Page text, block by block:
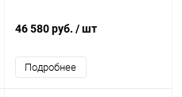
46 580 руб. / шт
Подробнее